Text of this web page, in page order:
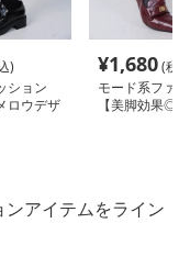
)
ション
ロウデザ
¥1,680(税
モード系ファ
【美脚効果◎
アイテムをライン